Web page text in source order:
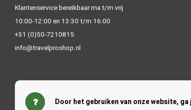
Klantenservice bereikbaar ma t/m vrij
10:00-12:00 en 13:30 t/m 16:00
+31 (0)50-7210815
info@travelproshop.nl
Door het gebruiken van onze website,